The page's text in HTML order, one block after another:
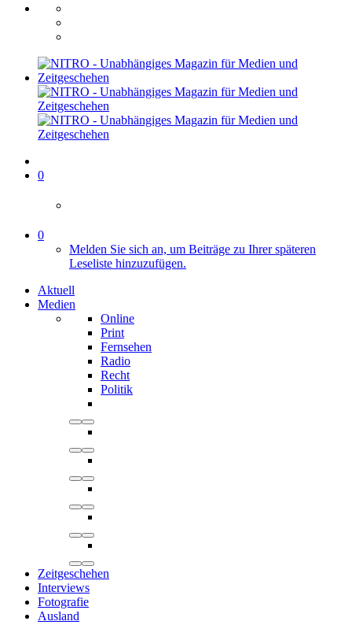
0
0
Melden Sie sich an, um Beiträge zu Ihrer späteren
Leseliste hinzuzufügen.
Aktuell
Medien
Online
Print
Fernsehen
Radio
Recht
Politik
Zeitgeschehen
Interviews
Fotografie
Ausland